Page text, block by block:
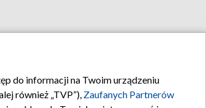
do informacji na Twoim urządzeniu
również „TVP”), Zaufanych Partnerów